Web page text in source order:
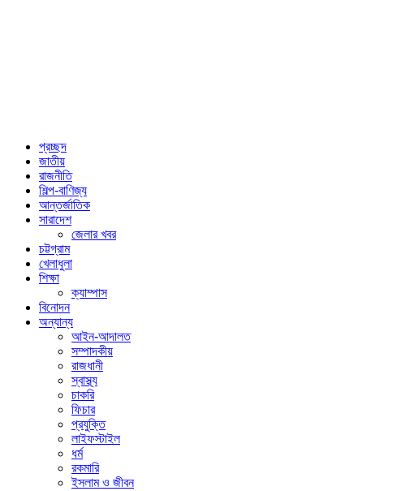
প্রচ্ছদ
জাতীয়
রাজনীতি
শিল্প-বাণিজ্য
আন্তর্জাতিক
সারাদেশ
জেলার খবর
চট্টগ্রাম
খেলাধুলা
শিক্ষা
ক্যাম্পাস
বিনোদন
অন্যান্য
আইন-আদালত
সম্পাদকীয়
রাজধানী
স্বাস্থ্য
চাকরি
ফিচার
প্রযুক্তি
লাইফস্টাইল
ধর্ম
রকমারি
ইসলাম ও জীবন